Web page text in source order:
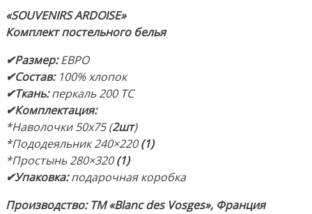
55,000 ₽.
«SOUVENIRS ARDOISE»
Комплектпостельного белья
✔Размер:ЕВРО
✔Состав: 100% хлопок
✔Ткань:перкаль 200 TC
✔Комплектация:
*Наволочки 50х75 (2шт)
*Пододеяльник 240×220(1)
*Простынь 280×320(1)
✔Упаковка:подарочная коробка
Производство: ТМ «Blanc des Vosges», Франция